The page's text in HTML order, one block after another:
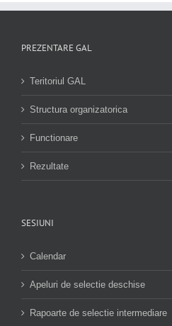
PREZENTARE GAL
Teritoriul GAL
Structura organizatorica
Functionare
Rezultate
SESIUNI
Calendar
Apeluri de selectie deschise
Rapoarte de selectie intermediare